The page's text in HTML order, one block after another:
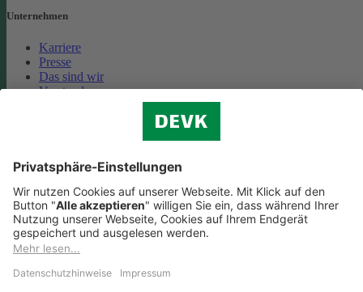
Unternehmen
Karriere
Presse
Das sind wir
Vorstand
Unternehmensberichte
Nachhaltigkeit
Cookie-Einstellungen